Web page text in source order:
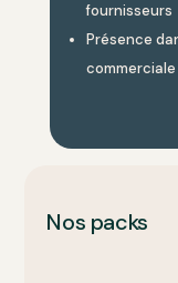
fournisseurs
Présence
Nos packs